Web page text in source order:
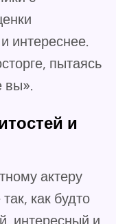
интереснее.
пытаясь
вы».
и
актеру
как будто
интересный и